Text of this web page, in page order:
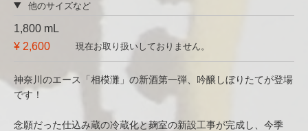
他のサイズなど
1,800 mL
¥ 2,600
現在お取り扱いしておりません。
神奈川のエース「相模灘」の新酒第一弾、吟醸しぼりたてが登場
です！
念願だった仕込み蔵の冷蔵化と麹室の新設工事が完成し、今季